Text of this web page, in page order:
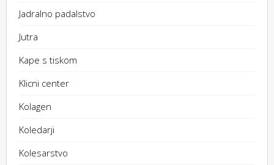
Jadralno padalstvo
Jutra
Kape s tiskom
Klicni center
Kolagen
Koledarji
Kolesarstvo